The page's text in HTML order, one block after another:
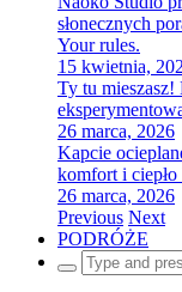
słonecznych
Your rules.
15 kwietnia,
Ty tu
26 marca, 2026
Kapcie
komfort i
26 marca, 2026
Previous Next
PODRÓŻE
Search
for: